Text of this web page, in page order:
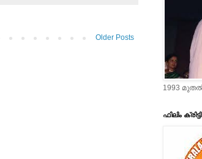
Older Posts
1993
ഫിലിം